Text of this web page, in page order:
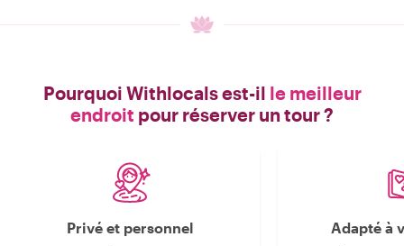
Pourquoi Withlocals est-il le meilleur
endroit pour réserver un tour ?
Privé et personnel Adapté à